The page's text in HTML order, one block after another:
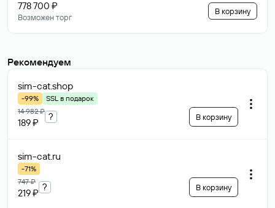
778 700 ₽
Возможен торг
В корзину
Рекомендуем
sim-cat.shop
-99%
SSL в подарок
14 982 ₽
189 ₽
? В корзину
sim-cat.ru
-71%
747 ₽
219 ₽
? В корзину